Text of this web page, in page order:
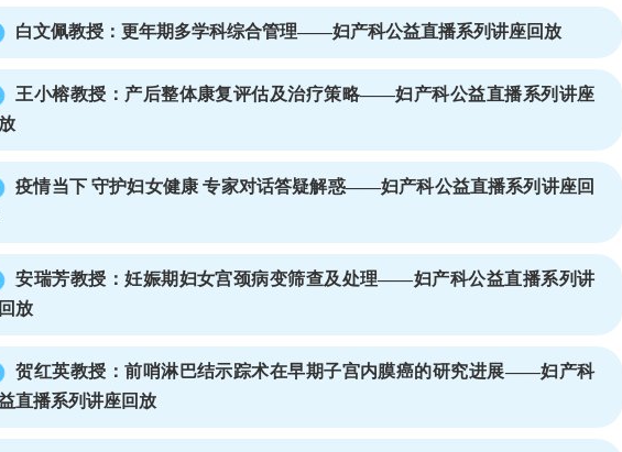
白文佩教授：更年期多学科综合管理——妇产科公益直播系列讲座回放
王小榕教授：产后整体康复评估及治疗策略——妇产科公益直播系列讲座
疫情当下 守护妇女健康 专家对话答疑解惑——妇产科公益直播系列讲座回
安瑞芳教授：妊娠期妇女宫颈病变筛查及处理——妇产科公益直播系列讲
放
贺红英教授：前哨淋巴结示踪术在早期子宫内膜癌的研究进展——妇产科
直播系列讲座回放